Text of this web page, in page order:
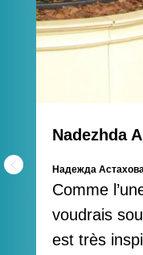
Nadezhda
Надежда
Comme
voudrais
est très